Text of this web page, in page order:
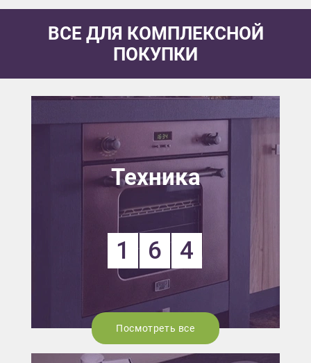
ВСЕ ДЛЯ КОМПЛЕКСНОЙ
ПОКУПКИ
Техника
1 6 4
Посмотреть все